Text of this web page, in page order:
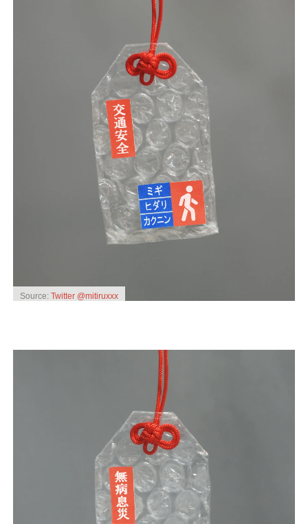
Source: Twitter @mitiruxxx